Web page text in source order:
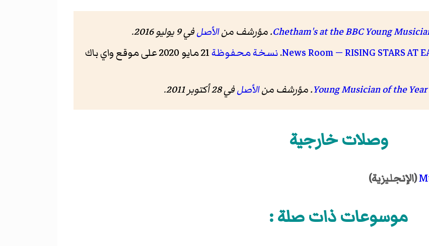
. مؤرشف منالأصلفي 9 يوليو 2016.
News Room — RISING STARS AT نسخة محفوظة
21 مايو 2020 على موقع واي باك
الأصلفي 28 أكتوبر 2011 .
وصلات خارجية
(الإنجليزية)
موسوعات ذات صلة :